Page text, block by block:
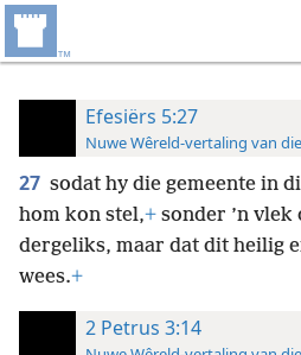
Efesiërs 5:27
Nuwe Wêreld-vertaling van
27 sodat hy die gemeente in
hom kon stel,+ sonder ’n vlek
dergeliks, maar dat dit heilig
wees.+
2 Petrus 3:14